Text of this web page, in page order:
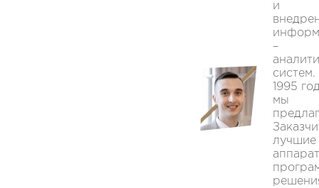
и
–
1995
мы
лучшие